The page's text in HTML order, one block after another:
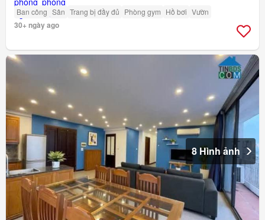
Ban công Sân Trang bị đầy đủ Phòng gym Hồ bơi Vườn
30+ ngày ago
8 Hình ảnh